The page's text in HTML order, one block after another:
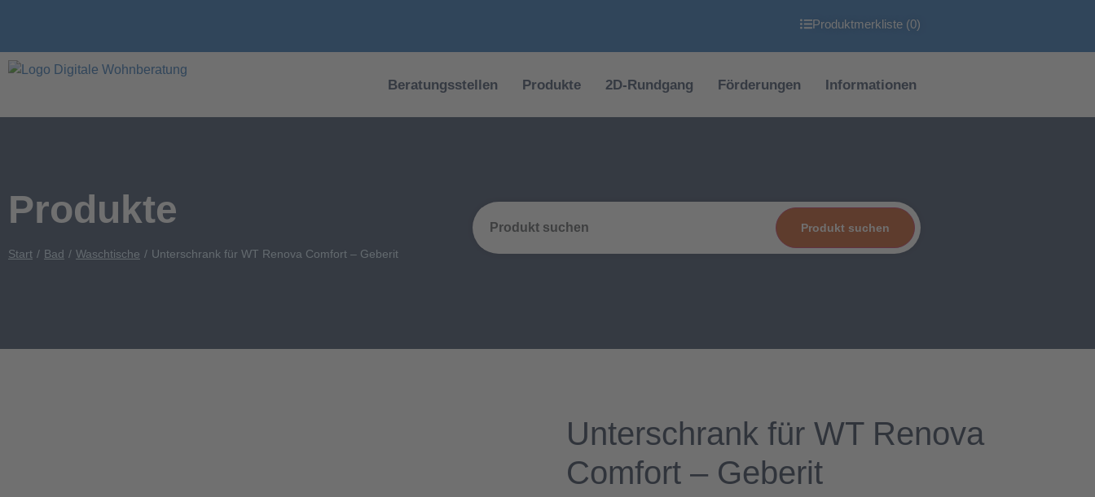
Produktmerkliste (0)
Beratungsstellen Produkte 2D-Rundgang Förderungen Informationen
Produkte
Start Bad Waschtische Unterschrank für WT Renova Comfort – Geberit
Produkt suchen
Unterschrank für WT Renova
Comfort – Geberit